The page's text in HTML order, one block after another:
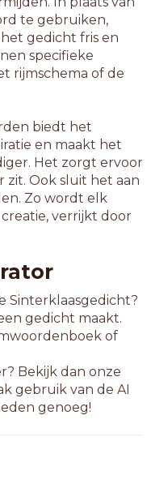
te gebruiken,
gedicht fris en
specifieke
rijmschema of de
biedt het
en maakt het
Het zorgt ervoor
zit. Ook sluit het aan
Zo wordt elk
verrijkt door
Sinterklaasgedicht?
gedicht maakt.
of
Bekijk dan onze
gebruik van de AI
genoeg!